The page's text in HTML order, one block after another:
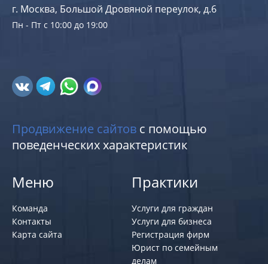
г. Москва, Большой Дровяной переулок, д.6
Пн - Пт с 10:00 до 19:00
Продвижение сайтов с помощью
поведенческих характеристик
Меню
Команда
Контакты
Карта сайта
Практики
Услуги для граждан
Услуги для бизнеса
Регистрация фирм
Юрист по семейным
делам